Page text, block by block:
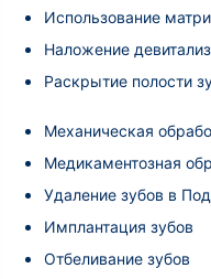
Использование
Наложение
Раскрытие полости
Механическая
Медикаментозная
Удаление зубов в
Имплантация зубов
Отбеливание зубов